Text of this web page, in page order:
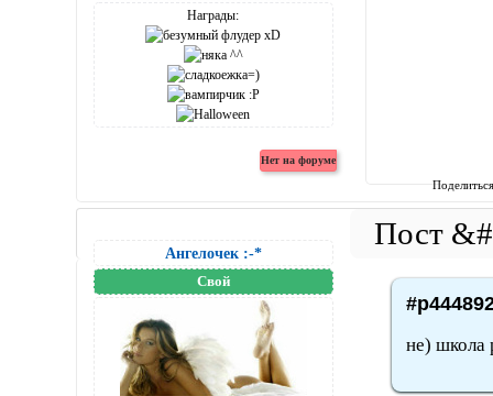
Награды:
Ангелочек :-*
Свой
не) школа